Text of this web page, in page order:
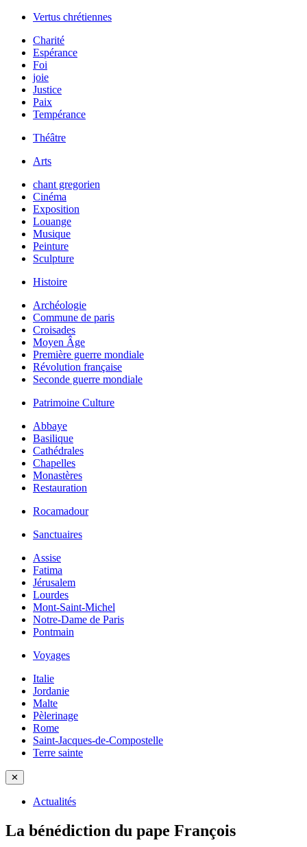
Vertus chrétiennes
Charité
Espérance
Foi
joie
Justice
Paix
Tempérance
Théâtre
Arts
chant gregorien
Cinéma
Exposition
Louange
Musique
Peinture
Sculpture
Histoire
Archéologie
Commune de paris
Croisades
Moyen Âge
Première guerre mondiale
Révolution française
Seconde guerre mondiale
Patrimoine Culture
Abbaye
Basilique
Cathédrales
Chapelles
Monastères
Restauration
Rocamadour
Sanctuaires
Assise
Fatima
Jérusalem
Lourdes
Mont-Saint-Michel
Notre-Dame de Paris
Pontmain
Voyages
Italie
Jordanie
Malte
Pèlerinage
Rome
Saint-Jacques-de-Compostelle
Terre sainte
✕
Actualités
La bénédiction du pape François